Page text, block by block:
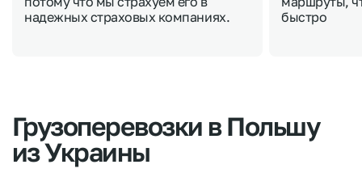
надежных страховых компаниях.
быстро
Грузоперевозки в Польшу
изУкраины